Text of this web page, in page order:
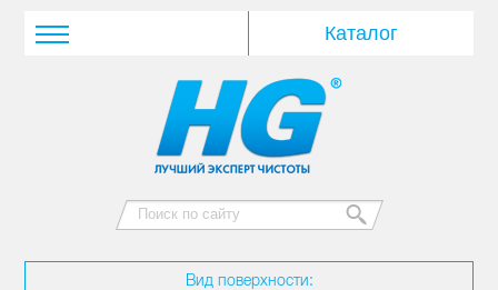
Вид поверхности: